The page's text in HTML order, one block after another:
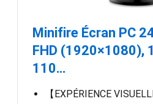
Minifire Écran PC
FHD (1920×1080),
110…
【EXPÉRIENCE